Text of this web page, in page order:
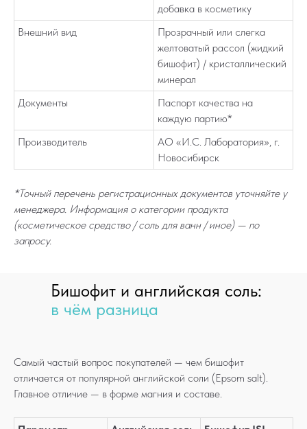
добавка в косметику
Внешний вид
Прозрачный или слегка
желтоватый рассол (жидкий
бишофит) / кристаллический
минерал
Документы
Паспорт качества на
каждую партию*
Производитель
АО «И.С. Лаборатория», г.
Новосибирск
*Точный перечень регистрационных документов уточняйте у
менеджера. Информация о категории продукта
(косметическое средство / соль для ванн / иное) — по
запросу.
Бишофит и английская соль:
в чём разница
Самый частый вопрос покупателей — чем бишофит
отличается от популярной английской соли (Epsom salt).
Главное отличие — в форме магния и составе.